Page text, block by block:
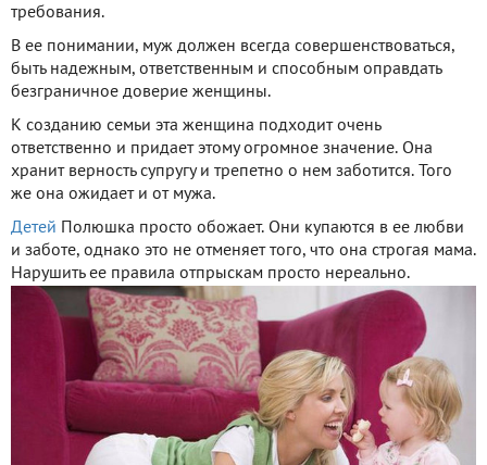
требования.
В ее понимании, муж должен всегда совершенствоваться,
быть надежным, ответственным и способным оправдать
безграничное доверие женщины.
К созданию семьи эта женщина подходит очень
ответственно и придает этому огромное значение. Она
хранит верность супругу и трепетно о нем заботится. Того
же она ожидает и от мужа.
Детей Полюшка просто обожает. Они купаются в ее любви
и заботе, однако это не отменяет того, что она строгая мама.
Нарушить ее правила отпрыскам просто нереально.